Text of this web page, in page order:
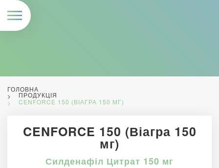
ГОЛОВНА
ПРОДУКЦІЯ
CENFORCE 150 (ВІАГРА 150 МГ)
CENFORCE 150 (Віагра 150
мг)
Силденафіл Цитрат 150 мг